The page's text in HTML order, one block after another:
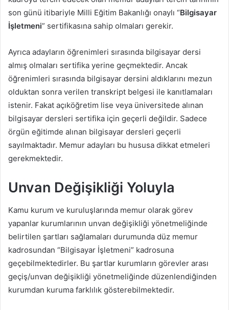
son günü itibariyle Milli Eğitim Bakanlığı onaylı “Bilgisayar
İşletmeni” sertifikasına sahip olmaları gerekir.
Ayrıca adayların öğrenimleri sırasında bilgisayar dersi
almış olmaları sertifika yerine geçmektedir. Ancak
öğrenimleri sırasında bilgisayar dersini aldıklarını mezun
olduktan sonra verilen transkript belgesi ile kanıtlamaları
istenir. Fakat açıköğretim lise veya üniversitede alınan
bilgisayar dersleri sertifika için geçerli değildir. Sadece
örgün eğitimde alınan bilgisayar dersleri geçerli
sayılmaktadır. Memur adayları bu hususa dikkat etmeleri
gerekmektedir.
Unvan Değişikliği Yoluyla
Kamu kurum ve kuruluşlarında memur olarak görev
yapanlar kurumlarının unvan değişikliği yönetmeliğinde
belirtilen şartları sağlamaları durumunda düz memur
kadrosundan “Bilgisayar İşletmeni” kadrosuna
geçebilmektedirler. Bu şartlar kurumların görevler arası
geçiş/unvan değişikliği yönetmeliğinde düzenlendiğinden
kurumdan kuruma farklılık gösterebilmektedir.